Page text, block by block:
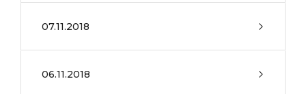
07.11.2018
06.11.2018